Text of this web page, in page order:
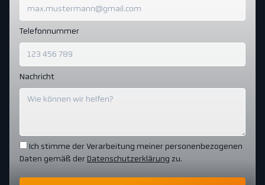
Telefonnummer
Nachricht
Ich stimme der Verarbeitung meiner personenbezogenen
Daten gemäß der Datenschutzerklärung zu.